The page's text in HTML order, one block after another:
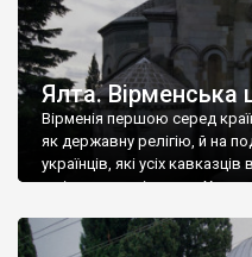
Ялта. Вірменська
Вірменія першою серед
як державну релігію, й на
українців, які усіх
є відданими вірянами